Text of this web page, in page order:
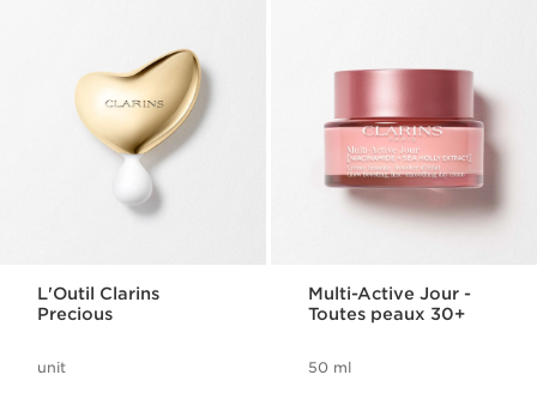
L'Outil Clarins
Precious
unit
Multi-Active Jour -
Toutes peaux 30+
50 ml